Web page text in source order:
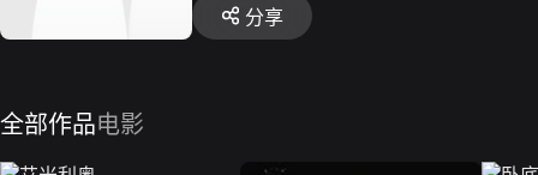
分享
全部作品电影